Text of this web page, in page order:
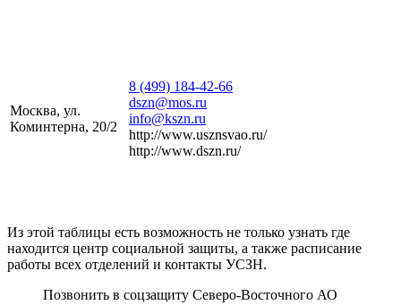
Москва, ул.
Коминтерна, 20/2
8 (499) 184-42-66
dszn@mos.ru
info@kszn.ru
http://www.usznsvao.ru/
http://www.dszn.ru/
Из этой таблицы есть возможность не только узнать где
находится центр социальной защиты, а также расписание
работы всех отделений и контакты УСЗН.
Позвонить в соцзащиту Северо-Восточного АО